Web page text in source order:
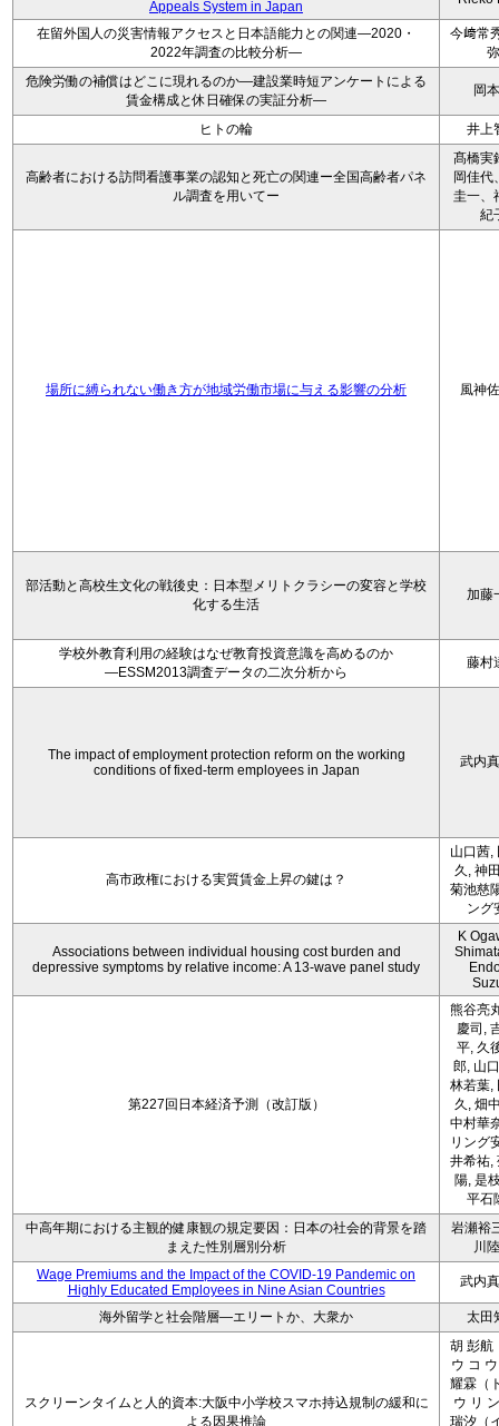
Appeals System in Japan
在留外国人の災害情報アクセスと日本語能力との関連―2020・
2022年調査の比較分析―
今﨑常
弥
危険労働の補償はどこに現れるのか―建設業時短アンケートによる
賃金構成と休日確保の実証分析―
岡
ヒトの輪 井上
高齢者における訪問看護事業の認知と死亡の関連ー全国高齢者パネ
ル調査を用いてー
髙橋実
岡佳代
圭一、
紀
場所に縛られない働き方が地域労働市場に与える影響の分析 風神
部活動と高校生文化の戦後史：日本型メリトクラシーの変容と学校
化する生活
加藤
学校外教育利用の経験はなぜ教育投資意識を高めるのか
―ESSM2013調査データの二次分析から
藤村
The impact of employment protection reform on the working
conditions of fixed-term employees in Japan
武内
高市政権における実質賃金上昇の鍵は？
山口茜,
久, 神
菊池慈
ング
Associations between individual housing cost burden and
depressive symptoms by relative income: A 13-wave panel study
K
第227回日本経済予測（改訂版）
熊谷亮
慶司,
平, 久
郎, 山
林若葉,
久, 畑
中村華
リング
井希祐,
陽, 是
平石
中高年期における主観的健康観の規定要因：日本の社会的背景を踏
まえた性別層別分析
岩瀬裕
川
Wage Premiums and the Impact of the COVID‑19 Pandemic on
Highly Educated Employees in Nine Asian Countries
武内
海外留学と社会階層―エリートか、大衆か 太田
スクリーンタイムと人的資本:大阪中小学校スマホ持込規制の緩和に
よる因果推論
胡 彭航
ウ コ
耀霖（
ウ リ
瑞汐（